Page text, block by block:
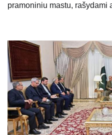
pramoniniu mastu, rašydami